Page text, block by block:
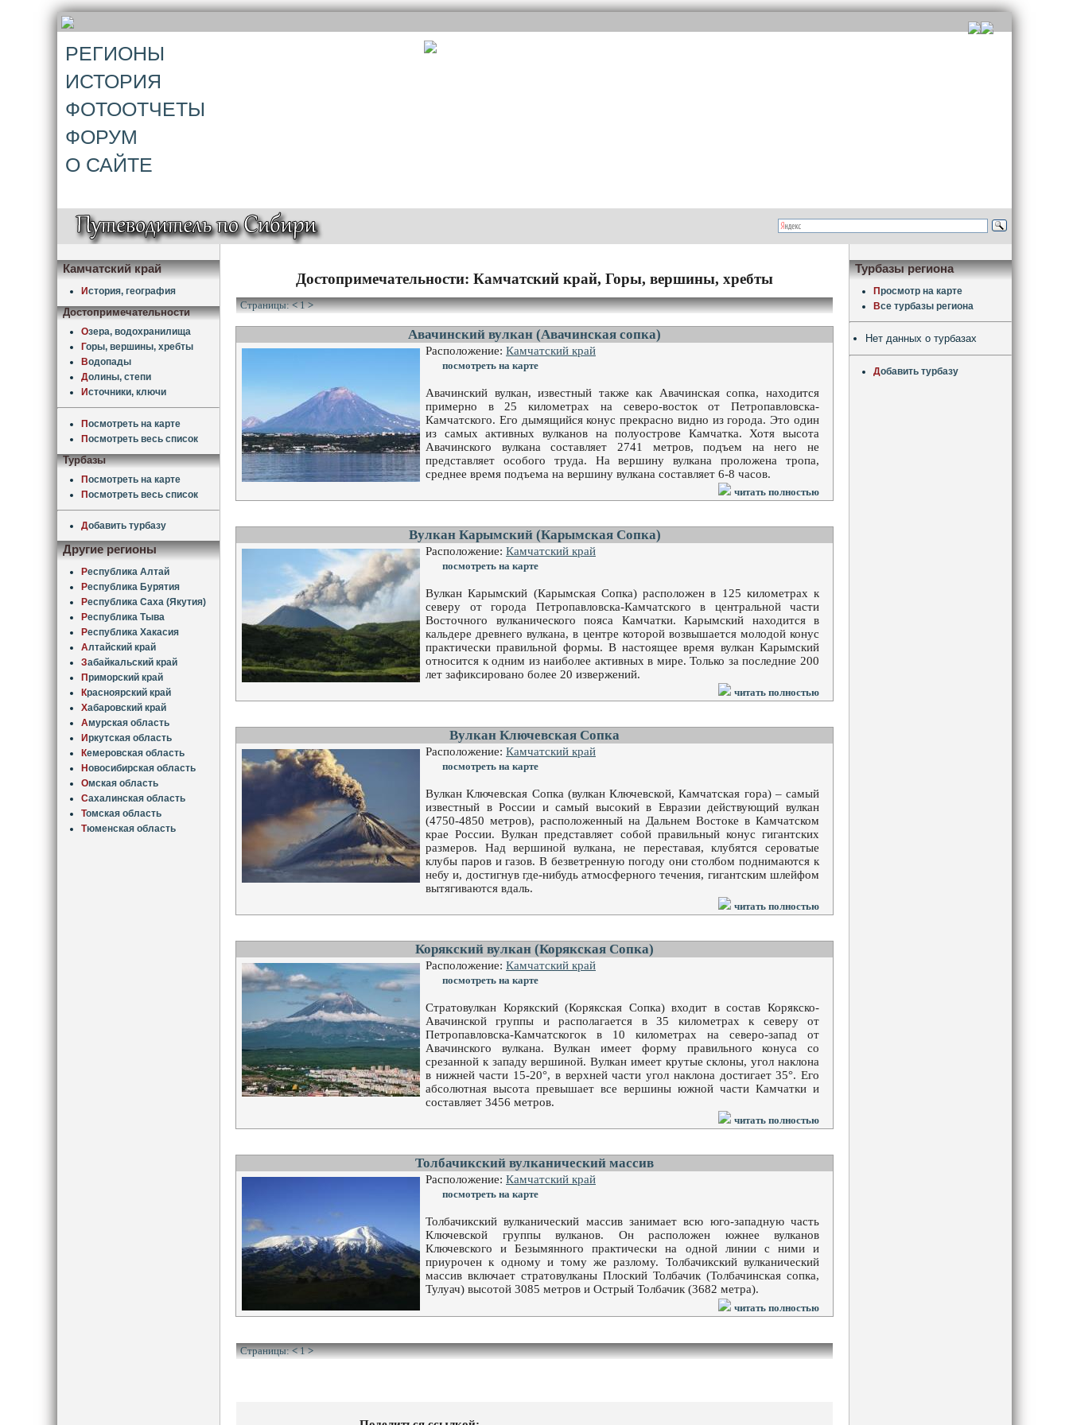
РЕГИОНЫ
ИСТОРИЯ
ФОТООТЧЕТЫ
ФОРУМ
О САЙТЕ
Камчатский край
История, география
Достопримечательности
Озера, водохранилища
Горы, вершины, хребты
Водопады
Долины, степи
Источники, ключи
Посмотреть на карте
Посмотреть весь список
Турбазы
Посмотреть на карте
Посмотреть весь список
Добавить турбазу
Другие регионы
Республика Алтай
Республика Бурятия
Республика Саха (Якутия)
Республика Тыва
Республика Хакасия
Алтайский край
Забайкальский край
Приморский край
Красноярский край
Хабаровский край
Амурская область
Иркутская область
Кемеровская область
Новосибирская область
Омская область
Сахалинская область
Томская область
Тюменская область
Достопримечательности: Камчатский край, Горы, вершины, хребты
Страницы:< 1 >
Авачинский вулкан (Авачинская сопка)
Расположение: Камчатский край
посмотреть на карте
Авачинский вулкан, известный также как Авачинская сопка, находится
примерно в 25 километрах на северо-восток от Петропавловска-
Камчатского. Его дымящийся конус прекрасно видно из города. Это один
из самых активных вулканов на полуострове Камчатка. Хотя высота
Авачинского вулкана составляет 2741 метров, подъем на него не
представляет особого труда. На вершину вулкана проложена тропа,
среднее время подъема на вершину вулкана составляет 6-8 часов.
читать полностью
Вулкан Карымский (Карымская Сопка)
Расположение: Камчатский край
посмотреть на карте
Вулкан Карымский (Карымская Сопка) расположен в 125 километрах к
северу от города Петропавловска-Камчатского в центральной части
Восточного вулканического пояса Камчатки. Карымский находится в
кальдере древнего вулкана, в центре которой возвышается молодой конус
практически правильной формы. В настоящее время вулкан Карымский
относится к одним из наиболее активных в мире. Только за последние 200
лет зафиксировано более 20 извержений.
читать полностью
Вулкан Ключевская Сопка
Расположение: Камчатский край
посмотреть на карте
Вулкан Ключевская Сопка (вулкан Ключевской, Камчатская гора) – самый
известный в России и самый высокий в Евразии действующий вулкан
(4750-4850 метров), расположенный на Дальнем Востоке в Камчатском
крае России. Вулкан представляет собой правильный конус гигантских
размеров. Над вершиной вулкана, не переставая, клубятся сероватые
клубы паров и газов. В безветренную погоду они столбом поднимаются к
небу и, достигнув где-нибудь атмосферного течения, гигантским шлейфом
вытягиваются вдаль.
читать полностью
Корякский вулкан (Корякская Сопка)
Расположение: Камчатский край
посмотреть на карте
Стратовулкан Корякский (Корякская Сопка) входит в состав Корякско-
Авачинской группы и располагается в 35 километрах к северу от
Петропавловска-Камчатскогок в 10 километрах на северо-запад от
Авачинского вулкана. Вулкан имеет форму правильного конуса со
срезанной к западу вершиной. Вулкан имеет крутые склоны, угол наклона
в нижней части 15-20°, в верхней части угол наклона достигает 35°. Его
абсолютная высота превышает все вершины южной части Камчатки и
составляет 3456 метров.
читать полностью
Толбачикский вулканический массив
Расположение: Камчатский край
посмотреть на карте
Толбачикский вулканический массив занимает всю юго-западную часть
Ключевской группы вулканов. Он расположен южнее вулканов
Ключевского и Безымянного практически на одной линии с ними и
приурочен к одному и тому же разлому. Толбачикский вулканический
массив включает стратовулканы Плоский Толбачик (Толбачинская сопка,
Тулуач) высотой 3085 метров и Острый Толбачик (3682 метра).
читать полностью
Страницы:< 1 >
Турбазы региона
Просмотр на карте
Все турбазы региона
Нет данных о турбазах
Добавить турбазу